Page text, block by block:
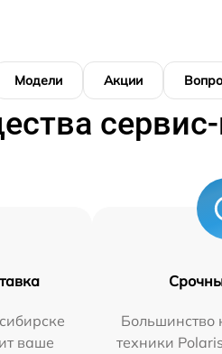
Модели Акции
ваше
Большинство
техники